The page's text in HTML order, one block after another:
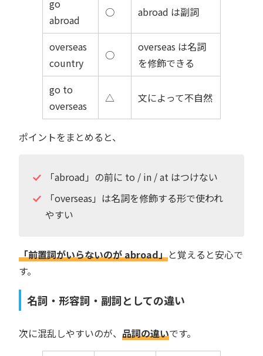
go
abroad
○ abroad は副詞
overseas
country
○
overseas は名詞
を修飾できる
go to
overseas
△ 文によって不自然
ポイントをまとめると、
「abroad」の前に to / in / at はつけない
「overseas」は名詞を修飾する形で使われ
やすい
「前置詞がいらないのが abroad」と覚えると安心で
す。
名詞・形容詞・副詞としての違い
次に混乱しやすいのが、 品詞の違いです。